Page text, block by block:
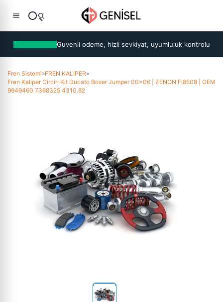
Guvenli odeme, hizli sevkiyat, uyumluluk kontrolu
Fren Sistemi»FREN KALIPER»
Fren Kaliper Circiri Kit Ducato Boxer Jumper 00>06 | ZENON FI8508 | OEM
9949460 7368325 4310.82